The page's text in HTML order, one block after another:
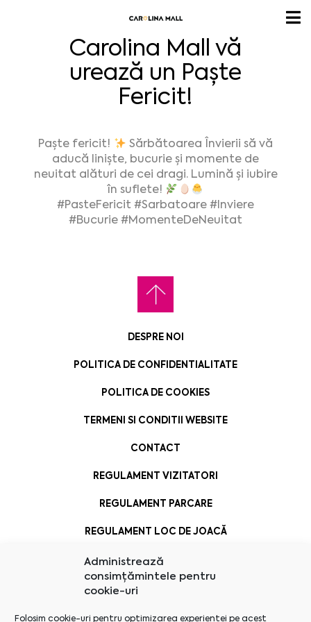
Administrează
consimțămintele pentru
cookie-uri
Folosim cookie-uri pentru optimizarea experienței pe acest
Carolina Mall vă
urează un Paște
Fericit!
Paște fericit!
Sărbătoarea Învierii să vă
aducă liniște, bucurie și momente de
neuitat alături de cei dragi. Lumină și iubire
în suflete!
#PasteFericit #Sarbatoare#Inviere
#Bucurie#MomenteDeNeuitat
DESPRE NOI
POLITICA DE CONFIDENTIALITATE
POLITICA DE COOKIES
TERMENI SI CONDITII WEBSITE
CONTACT
REGULAMENT VIZITATORI
REGULAMENT PARCARE
REGULAMENT LOC DE JOACĂ